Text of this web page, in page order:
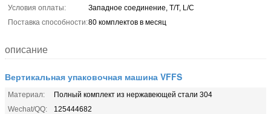
Условия оплаты:
Западное соединение, T/T, L/C
Поставка способности:80 комплектов в месяц
описание
Вертикальная упаковочная машина VFFS
Материал:
Полный комплект из нержавеющей стали 304
Wechat/QQ:
125444682